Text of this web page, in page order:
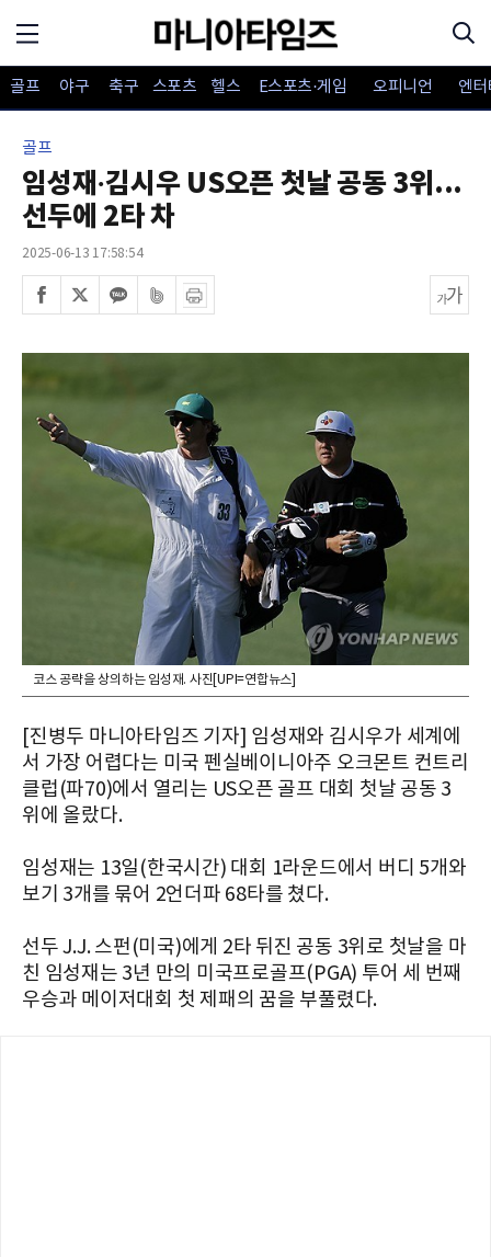
골프 야구 축구 스포츠 헬스 E스포츠·게임 오피니언 엔
골프
임성재·김시우 US오픈 첫날 공동 3위...
선두에 2타 차
2025-06-13 17:58:54
코스 공략을 상의하는 임성재. 사진[UPI=연합뉴스]
[진병두 마니아타임즈 기자] 임성재와 김시우가 세계에
서 가장 어렵다는 미국 펜실베이니아주 오크몬트 컨트리
클럽(파70)에서 열리는 US오픈 골프 대회 첫날 공동 3
위에 올랐다.
임성재는 13일(한국시간) 대회 1라운드에서 버디 5개와
보기 3개를 묶어 2언더파 68타를 쳤다.
선두 J.J. 스펀(미국)에게 2타 뒤진 공동 3위로 첫날을 마
친 임성재는 3년 만의 미국프로골프(PGA) 투어 세 번째
우승과 메이저대회 첫 제패의 꿈을 부풀렸다.